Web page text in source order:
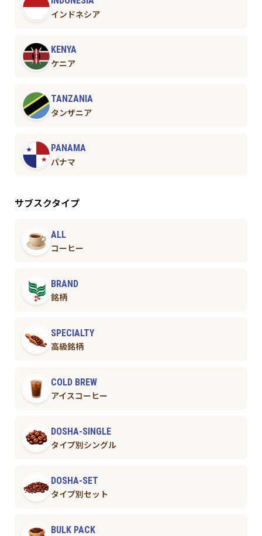
インドネシア
KENYA
ケニア
TANZANIA
タンザニア
PANAMA
パナマ
サブスクタイプ
ALL
コーヒー
BRAND
銘柄
SPECIALTY
高級銘柄
COLD BREW
アイスコーヒー
DOSHA-SINGLE
タイプ別シングル
DOSHA-SET
タイプ別セット
BULK PACK